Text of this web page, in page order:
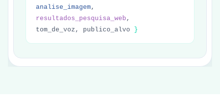
analise_imagem,
resultados_pesquisa_web ,
tom_de_voz, publico_alvo
}